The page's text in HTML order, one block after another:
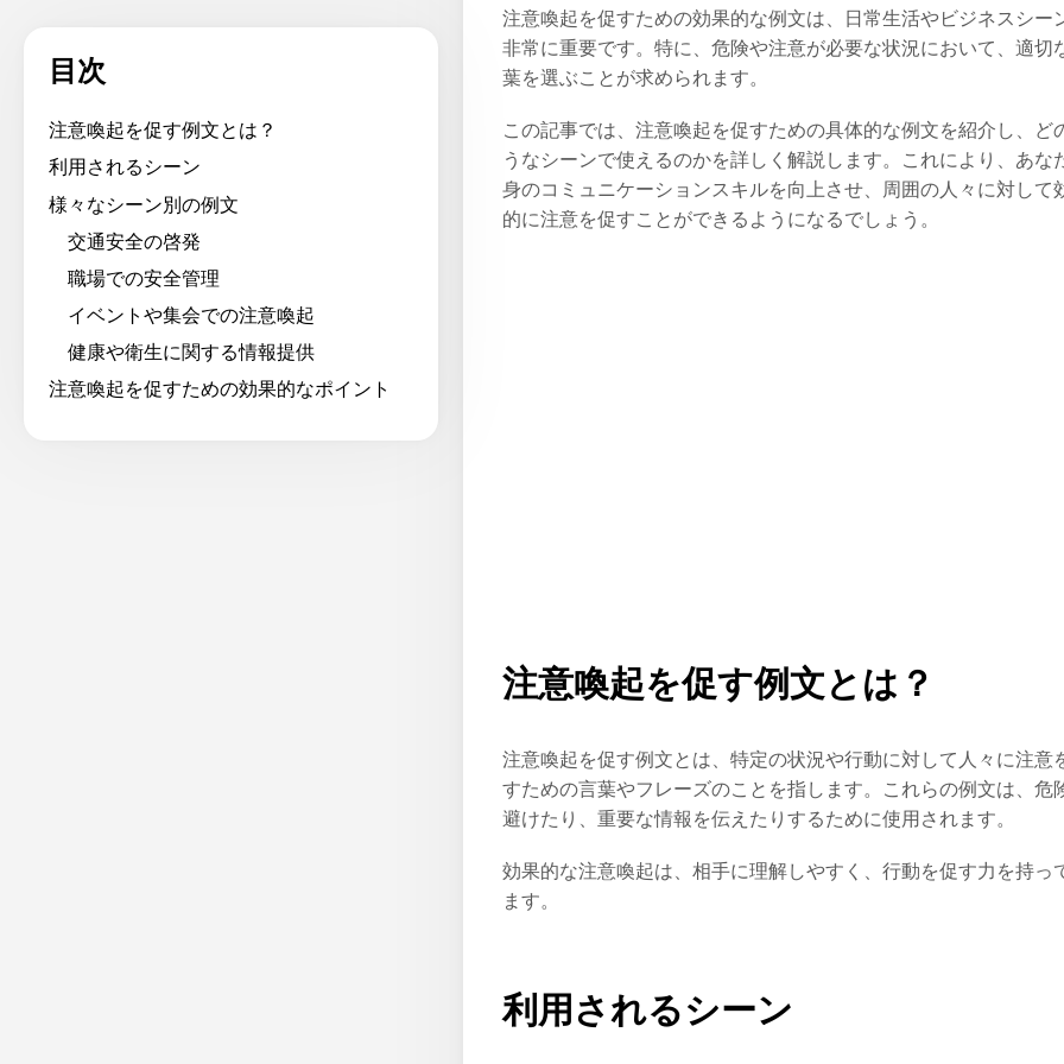
目次
注意喚起を促す例文とは？
利用されるシーン
様々なシーン別の例文
交通安全の啓発
職場での安全管理
イベントや集会での注意喚起
健康や衛生に関する情報提供
注意喚起を促すための効果的なポイント
注意喚起を促すための効果的な例文は、日常生活やビジネスシー
非常に重要です。特に、危険や注意が必要な状況において、適切
葉を選ぶことが求められます。
この記事では、注意喚起を促すための具体的な例文を紹介し、ど
うなシーンで使えるのかを詳しく解説します。これにより、あな
身のコミュニケーションスキルを向上させ、周囲の人々に対して
的に注意を促すことができるようになるでしょう。
注意喚起を促す例文とは？
注意喚起を促す例文とは、特定の状況や行動に対して人々に注意
すための言葉やフレーズのことを指します。これらの例文は、危
避けたり、重要な情報を伝えたりするために使用されます。
効果的な注意喚起は、相手に理解しやすく、行動を促す力を持っ
ます。
利用されるシーン